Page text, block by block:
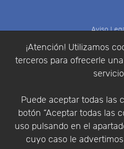
¡Atención! Utilizamos
terceros para ofrecerle
Puede aceptar todas las
botón “Aceptar todas las
uso pulsando en el
cuyo caso le
Aviso
Condiciones de